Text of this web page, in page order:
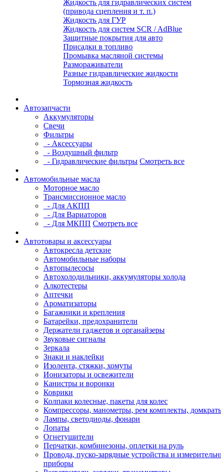
Жидкость для гидравлических систем
(привода сцепления и т. п.)
Жидкость для ГУР
Жидкость для систем SCR / AdBlue
Защитные покрытия для авто
Присадки в топливо
Промывка масляной системы
Размораживатели
Разные гидравлические жидкости
Тормозная жидкость
Автозапчасти
Аккумуляторы
Свечи
Фильтры
- Аксессуары
- Воздушный фильтр
- Гидравлические фильтры Смотреть все
Автомобильные масла
Моторное масло
Трансмиссионное масло
- Для АКПП
- Для Вариаторов
- Для МКПП Смотреть все
Автотовары и аксессуары
Автокресла детские
Автомобильные наборы
Автопылесосы
Автохолодильники, аккумуляторы холода
Алкотестеры
Аптечки
Ароматизаторы
Багажники и крепления
Батарейки, предохранители
Держатели гаджетов и органайзеры
Звуковые сигналы
Зеркала
Знаки и наклейки
Изолента, стяжки, хомуты
Ионизаторы и освежители
Канистры и воронки
Коврики
Колпаки колесные, пакеты для колес
Компрессоры, манометры, рем комплекты,
Лампы, светодиоды, фонари
Лопаты
Огнетушители
Перчатки, комбинезоны, оплетки на руль
Провода, пуско-зарядные устройства и
приборы